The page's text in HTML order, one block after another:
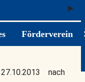
Förderverein
nach